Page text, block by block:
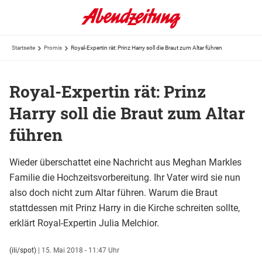
Startseite Promis Royal-Expertin rät: Prinz Harry soll die Braut zum Altar führen
Royal-Expertin rät: Prinz
Harry soll die Braut zum Altar
führen
Wieder überschattet eine Nachricht aus Meghan Markles
Familie die Hochzeitsvorbereitung. Ihr Vater wird sie nun
also doch nicht zum Altar führen. Warum die Braut
stattdessen mit Prinz Harry in die Kirche schreiten sollte,
erklärt Royal-Expertin Julia Melchior.
(ili/spot) | 15. Mai 2018 - 11:47 Uhr